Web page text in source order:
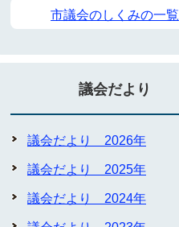
市議会のしくみの一覧
議会だより
議会だより 2026年
議会だより 2025年
議会だより 2024年